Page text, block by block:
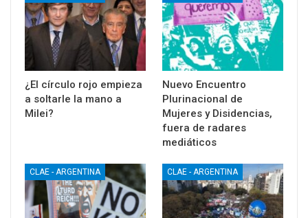
¿El círculo rojo empieza
a soltarle la mano a
Milei?
Nuevo Encuentro
Plurinacional de
Mujeres y Disidencias,
fuera de radares
mediáticos
CLAE - ARGENTINA CLAE - ARGENTINA